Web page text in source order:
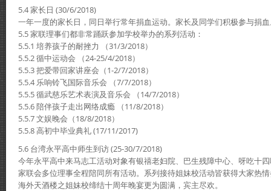
5.4 家长日 (30/6/2018)
一年一度的家长日，同日举行常年捐血运动。家长及同学们积极参与捐
5.5 家联理事们都非常踊跃参加学校举办的系列活动：
5.5.1 培养孩子的耐挫力 （31/3/2018）
5.5.2 循中运动会 （24-25/4/2018）
5.5.3 把爱带回家讲座会（1-2/7/2018）
5.5.4 乐响铃飞国际音乐会 （7/7/2018）
5.5.5 循武慈乐艺术表演及音乐会 （14/7/2018）
5.5.6 陪伴孩子走出网络成瘾 （11/8/2018）
5.5.7 文娱晚会（18/8/2018）
5.5.8 高初中毕业典礼 (17/11/2017)
5.6 台湾永平高中师生到访 (25-30/7/2018)
今年永平高中来马志工活动对象有银禧老妇院、巴生残障中心、呀吃十
家联会多位理事全程陪同所有活动。系列接待姐妹校活动皆获得大家热
海外天酒楼之姐妹校缔结十周年晚宴更为圆满，宾主尽欢。